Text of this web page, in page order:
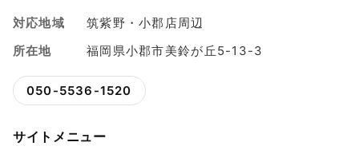
対応地域
筑紫野・小郡店周辺
所在地
福岡県小郡市美鈴が丘5-13-3
050-5536-1520
サイトメニュー